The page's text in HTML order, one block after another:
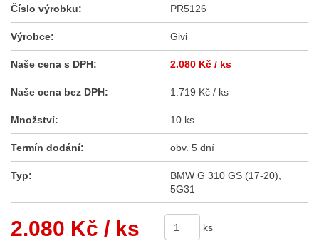
Číslo výrobku: PR5126
Výrobce: Givi
Naše cena s DPH: 2.080 Kč / ks
Naše cena bez DPH: 1.719 Kč / ks
Množství: 10 ks
Termín dodání: obv. 5 dní
Typ:
BMW G 310 GS (17-20),
5G31
2.080 Kč / ks ks